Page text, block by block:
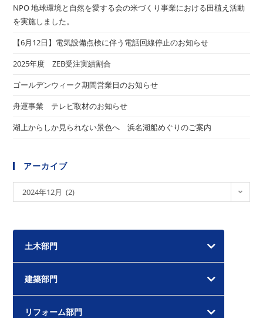
NPO 地球環境と自然を愛する会の米づくり事業における田植え活動
を実施しました。
【6月12日】電気設備点検に伴う電話回線停止のお知らせ
2025年度 ZEB受注実績割合
ゴールデンウィーク期間営業日のお知らせ
舟運事業 テレビ取材のお知らせ
湖上からしか見られない景色へ 浜名湖船めぐりのご案内
アーカイブ
ー
イ
2024年12月 (2)
土木部門
建築部門
リフォーム部門